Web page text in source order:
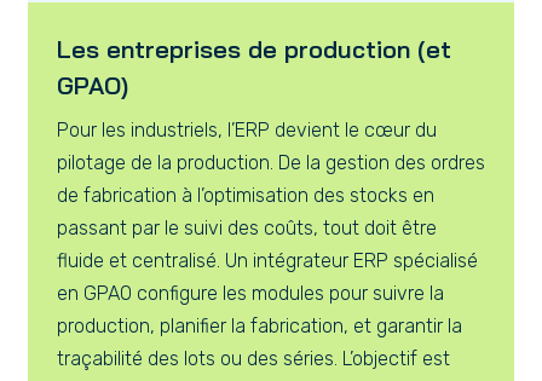
Les entreprises de production (et
GPAO)
Pour les industriels, l’ERP devient le cœur du
pilotage de la production. De la gestion des ordres
de fabrication à l’optimisation des stocks en
passant par le suivi des coûts, tout doit être
fluide et centralisé. Un intégrateur ERP spécialisé
en GPAO configure les modules pour suivre la
production, planifier la fabrication, et garantir la
traçabilité des lots ou des séries. L’objectif est